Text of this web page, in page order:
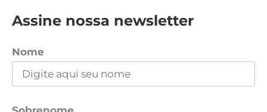
Assine nossa newsletter
Nome